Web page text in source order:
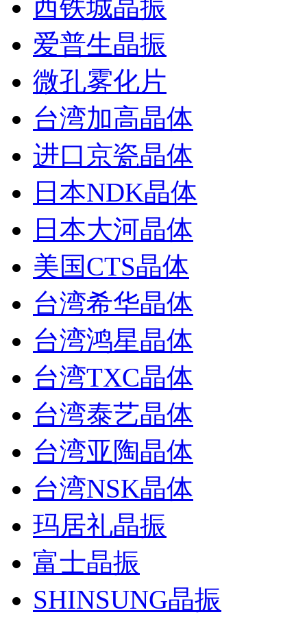
西铁城晶振
爱普生晶振
微孔雾化片
台湾加高晶体
进口京瓷晶体
日本NDK晶体
日本大河晶体
美国CTS晶体
台湾希华晶体
台湾鸿星晶体
台湾TXC晶体
台湾泰艺晶体
台湾亚陶晶体
台湾NSK晶体
玛居礼晶振
富士晶振
SHINSUNG晶振